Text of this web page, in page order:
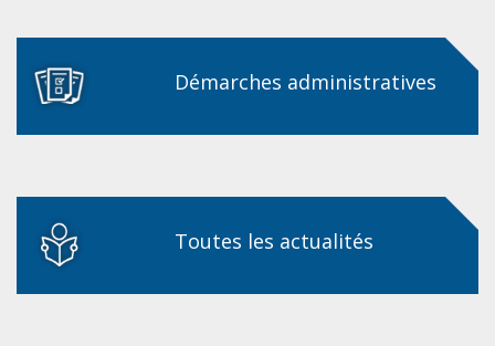
Démarches administratives
Toutes les actualités